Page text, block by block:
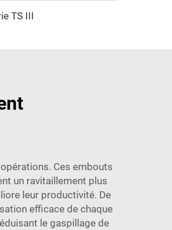
TS III
Ces embouts
un ravitaillement plus
leur productivité. De
efficace de chaque
le gaspillage de